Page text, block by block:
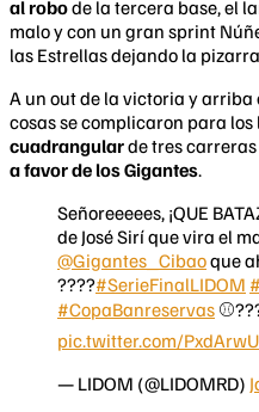
al robode la tercera base, el
malo y con un gran sprint
las Estrellas dejando la
A un out de la victoria y
cosas se complicaron para los
cuadrangularde tres
a favor de los Gigantes.
Señoreeeees, ¡QUE
de José Sirí que vira el
@Gigantes_Cibaoque
????#SerieFinalLIDOM
#CopaBanreservas
pic.twitter.com/
— LIDOM (@LIDOMRD)